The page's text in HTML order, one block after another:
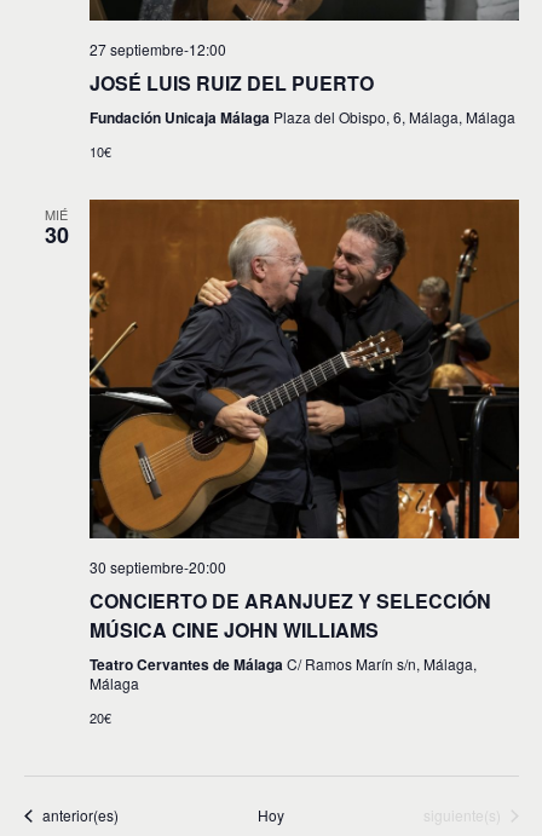
27 septiembre-12:00
JOSÉ LUIS RUIZ DEL PUERTO
Fundación Unicaja Málaga Plaza del Obispo, 6, Málaga, Málaga
10€
MIÉ
30
30 septiembre-20:00
CONCIERTO DE ARANJUEZ Y SELECCIÓN
MÚSICA CINE JOHN WILLIAMS
Teatro Cervantes de MálagaC/ Ramos Marín s/n, Málaga,
Málaga
20€
Eventos
anterior(es) Hoy Eventos
siguiente(s)